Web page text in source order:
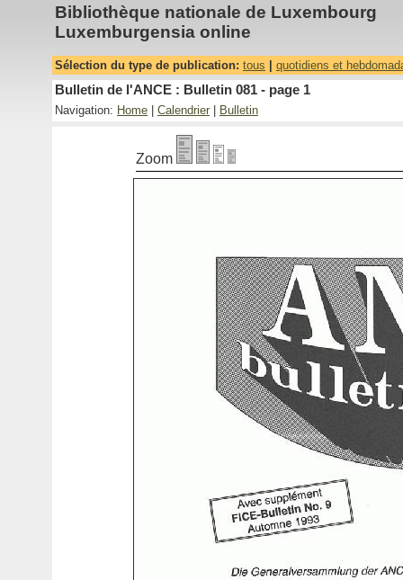
Bibliothèque nationale de Luxembourg
Luxemburgensia online
Sélection du type de publication: tous quotidiens et
Bulletin de l'ANCE : Bulletin 081 - page 1
Navigation: Home Calendrier Bulletin
Zoom